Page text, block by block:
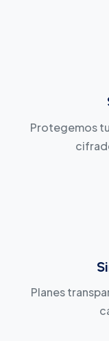
Protegemos
Planes